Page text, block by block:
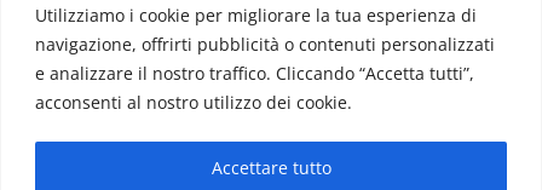
Utilizziamo i cookie per migliorare la tua esperienza di
navigazione, offrirti pubblicità o contenuti personalizzati
e analizzare il nostro traffico. Cliccando “Accetta tutti”,
acconsenti al nostro utilizzo dei cookie.
Accettare tutto
Redazione: redazione@www.martinasera.it
Direttore:direttore@www.martinasera.it
Info & Commerciale:info@www.martinasera.it